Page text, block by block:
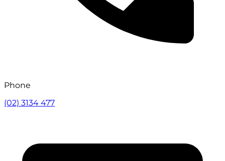
Phone
(02) 3134 477